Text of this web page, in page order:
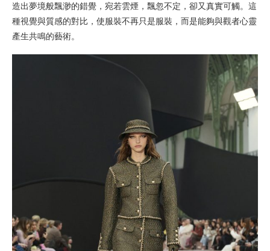
造出夢境般飄渺的錯覺，宛若雲煙，飄忽不定，卻又真實可觸。這
種視覺與質感的對比，使服裝不再只是服裝，而是能夠與觀者心靈
產生共鳴的藝術。